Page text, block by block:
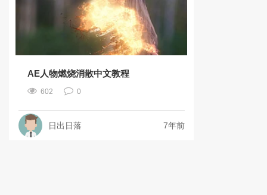
AE人物燃烧消散中文教程
602 0
日出日落 7年前